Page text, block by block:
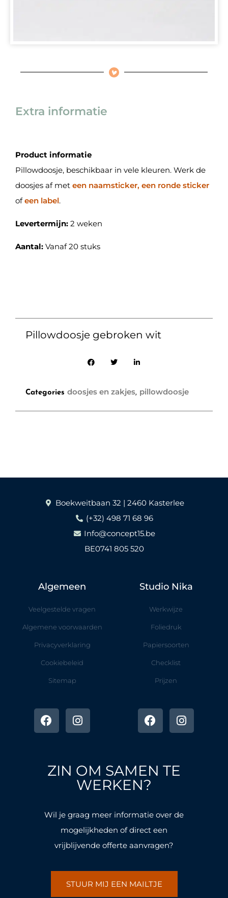
Extra informatie
Product informatie
Pillowdoosje, beschikbaar in vele kleuren. Werk de
doosjes af met een naamsticker, een ronde sticker
ofeen label.
Levertermijn: 2 weken
Aantal: Vanaf 20 stuks
Pillowdoosje gebroken wit
Categories doosjes en zakjes, pillowdoosje
Boekweitbaan 32 | 2460 Kasterlee
(+32) 498 71 68 96
Info@concept15.be
BE0741 805 520
Algemeen
Veelgestelde vragen
Algemene voorwaarden
Privacyverklaring
Cookiebeleid
Sitemap
a
c
e
o
n
s
t
r
a
m
Studio Nika
Werkwijze
Foliedruk
Papiersoorten
Checklist
Prijzen
a
c
e
o
k
n
s
t
ZIN OM SAMEN TE
WERKEN?
Wil je graag meer informatie over de
mogelijkheden of direct een
vrijblijvende offerte aanvragen?
STUUR MIJ EEN MAILTJE